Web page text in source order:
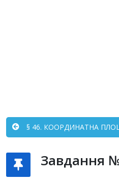
§ 46. КООРДИНАТНА
Завдання